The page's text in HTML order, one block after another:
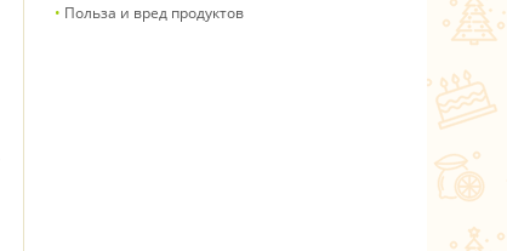
Польза и вред продуктов